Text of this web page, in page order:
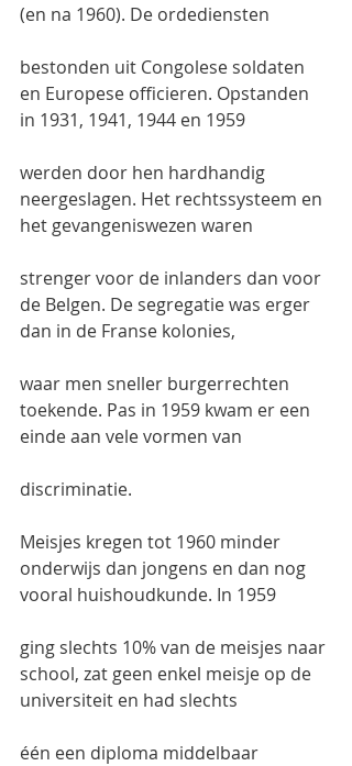
(en na 1960). De ordediensten
bestonden uit Congolese soldaten
en Europese officieren. Opstanden
in 1931, 1941, 1944 en 1959
werden door hen hardhandig
neergeslagen. Het rechtssysteem en
het gevangeniswezen waren
strenger voor de inlanders dan voor
de Belgen. De segregatie was erger
dan in de Franse kolonies,
waar men sneller burgerrechten
toekende. Pas in 1959 kwam er een
einde aan vele vormen van
discriminatie.
Meisjes kregen tot 1960 minder
onderwijs dan jongens en dan nog
vooral huishoudkunde. In 1959
ging slechts 10% van de meisjes naar
school, zat geen enkel meisje op de
universiteit en had slechts
één een diploma middelbaar